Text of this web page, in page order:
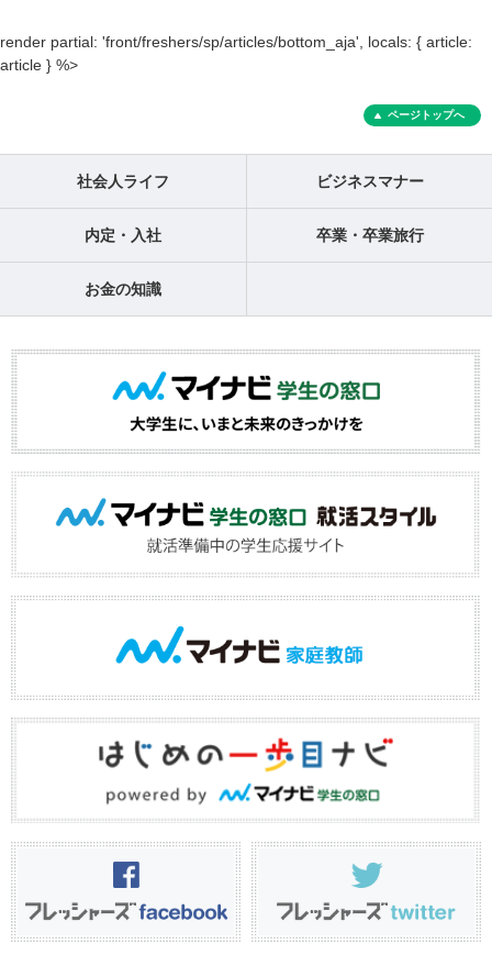
render partial: 'front/freshers/sp/articles/bottom_aja', locals: { article:
article } %>
ページトップへ
社会人ライフ ビジネスマナー
内定・入社 卒業・卒業旅行
お金の知識